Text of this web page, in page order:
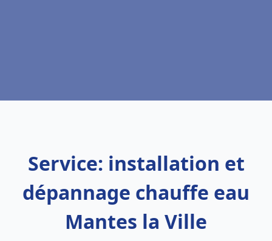
Service: installation et
dépannage chauffe eau
Mantes la Ville